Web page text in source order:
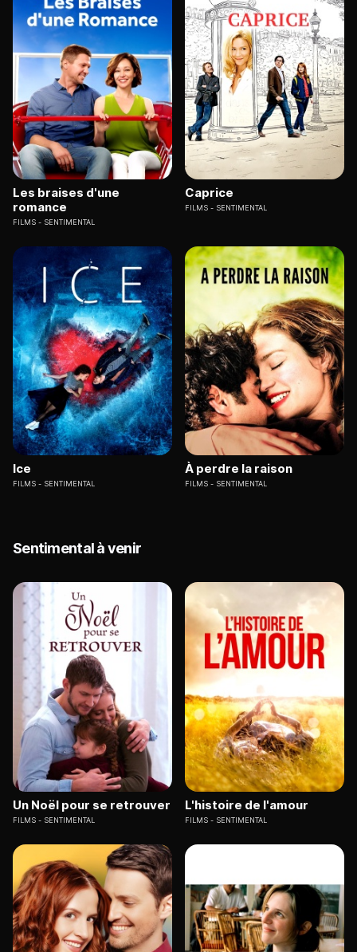
Les braises d'une
romance
FILMS SENTIMENTAL
Caprice
FILMS SENTIMENTAL
Ice
FILMS SENTIMENTAL
À perdre la raison
FILMS SENTIMENTAL
Sentimental à venir
Un Noël pour se retrouver
FILMS SENTIMENTAL
L'histoire de l'amour
FILMS SENTIMENTAL